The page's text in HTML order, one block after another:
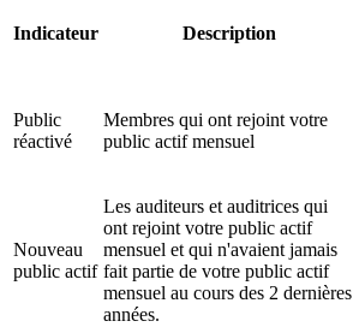
Indicateur Description
Public
réactivé
Membres qui ont rejoint votre
public actif mensuel
Nouveau
public actif
Les auditeurs et auditrices qui
ont rejoint votre public actif
mensuel et qui n'avaient jamais
fait partie de votre public actif
mensuel au cours des 2 dernières
années.